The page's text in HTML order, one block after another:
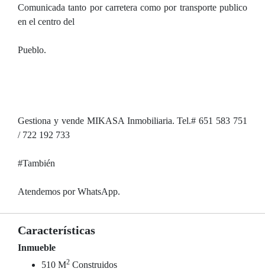
Comunicada tanto por carretera como por transporte publico
en el centro del
Pueblo.
Gestiona y vende MIKASA Inmobiliaria. Tel.# 651 583 751
/ 722 192 733
#También
Atendemos por WhatsApp.
Características
Inmueble
510 M2 Construidos